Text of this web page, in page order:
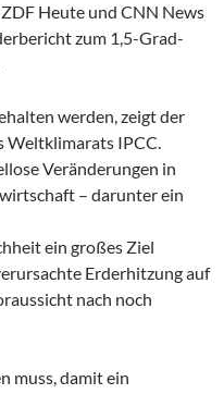
Heute und CNN News
zum 1,5-Grad-
werden, zeigt der
Weltklimarats IPCC.
Veränderungen in
– darunter ein
ein großes Ziel
Erderhitzung auf
nach noch
muss, damit ein